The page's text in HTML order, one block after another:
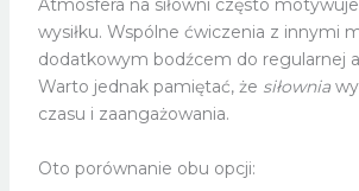
Atmosfera na siłowni często
wysiłku. Wspólne ćwiczenia z innymi
dodatkowym bodźcem do regularnej
Warto jednak pamiętać, że siłownia
czasu i zaangażowania.
Oto porównanie obu opcji: